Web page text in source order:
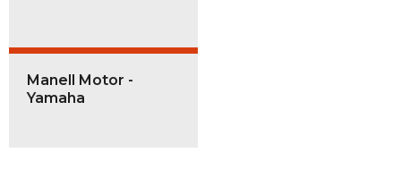
Manell Motor -
Yamaha